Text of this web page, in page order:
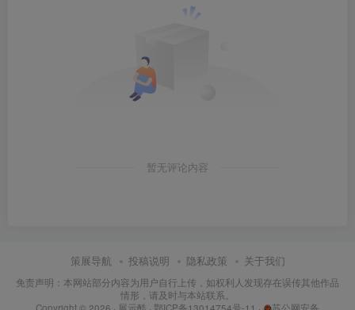
暂无评论内容
策展导航 投稿说明 隐私政策 关于我们
免责声明：本网站部分内容为用户自行上传，如权利人发现存在误传其他作品
情形，请及时与本站联系。